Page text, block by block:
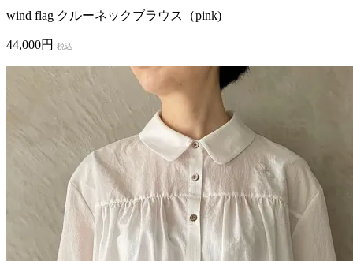
wind flag クルーネックブラウス（pink)
44,000円 税込